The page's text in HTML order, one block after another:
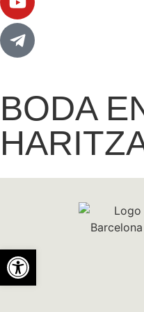
BODA
Abrir barra de herramientas